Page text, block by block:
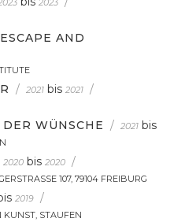
2023
AND
/ 2021 bis 2021 /
WÜNSCHE / 2021 bis
2020 bis 2020 /
107, 79104 FREIBURG
2019 /
KUNST, STAUFEN